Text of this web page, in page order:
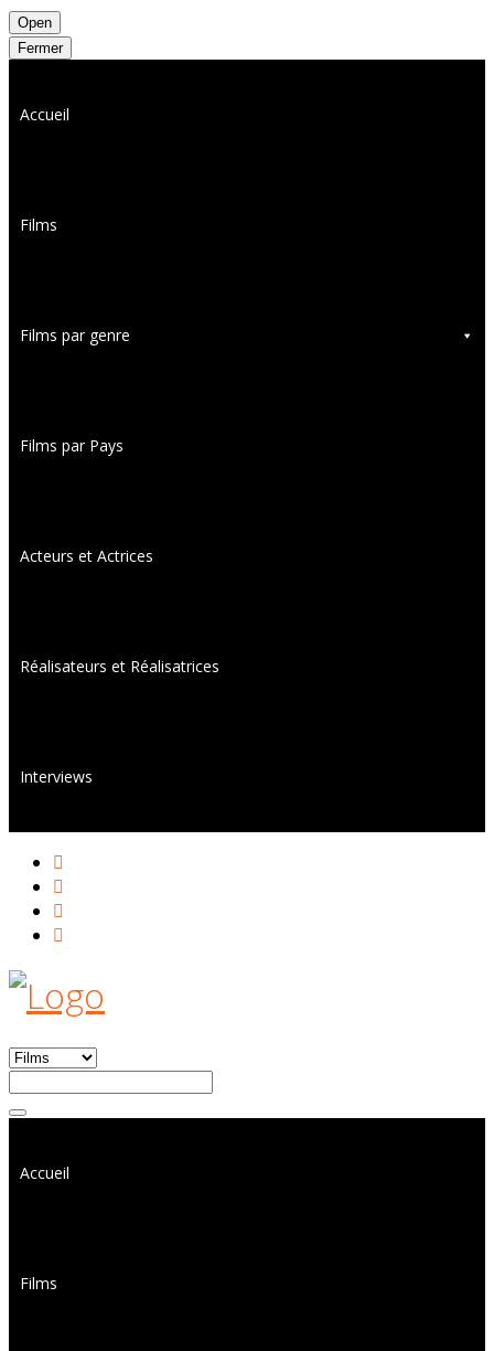
Open
Fermer
Accueil
Films
Films par genre
Films par Pays
Acteurs et Actrices
Réalisateurs et Réalisatrices
Interviews
Accueil
Films